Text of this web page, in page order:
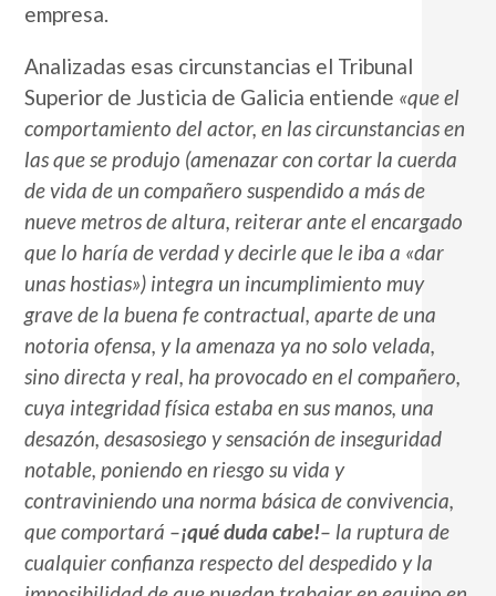
empresa.
Analizadas esas circunstancias el Tribunal
Superior de Justicia de Galicia entiende «que el
comportamiento del actor, en las circunstancias en
las que se produjo (amenazar con cortar la cuerda
de vida de un compañero suspendido a más de
nueve metros de altura, reiterar ante el encargado
que lo haría de verdad y decirle que le iba a «dar
unas hostias») integra un incumplimiento muy
grave de la buena fe contractual, aparte de una
notoria ofensa, y la amenaza ya no solo velada,
sino directa y real, ha provocado en el compañero,
cuya integridad física estaba en sus manos, una
desazón, desasosiego y sensación de inseguridad
notable, poniendo en riesgo su vida y
contraviniendo una norma básica de convivencia,
que comportará –¡qué duda cabe!– la ruptura de
cualquier confianza respecto del despedido y la